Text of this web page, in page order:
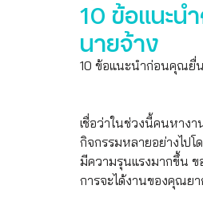
10 ข้อแนะน
นายจ้าง
10 ข้อแนะนำก่อนคุณยื่น
เชื่อว่าในช่วงนี้คนหางา
กิจกรรมหลายอย่างไป
มีความรุนแรงมากขึ้น ข
การจะได้งานของคุณย